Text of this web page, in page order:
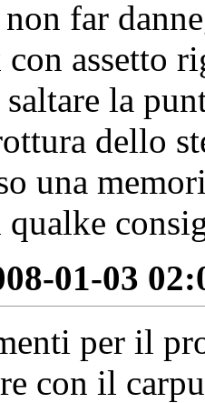
far
assetto
la
dello
una
qualke
01-03
per il
con il